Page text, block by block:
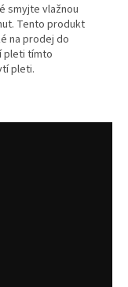
smyjte vlažnou
Tento produkt
na prodej do
pleti tímto
pleti.